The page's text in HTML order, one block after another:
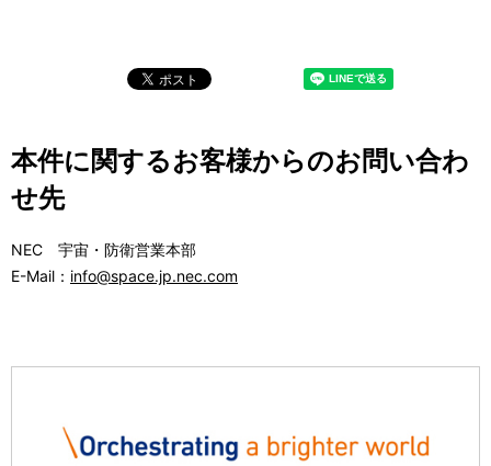
本件に関するお客様からのお問い合わ
せ先
NEC 宇宙・防衛営業本部
E-Mail： info@space.jp.nec.com